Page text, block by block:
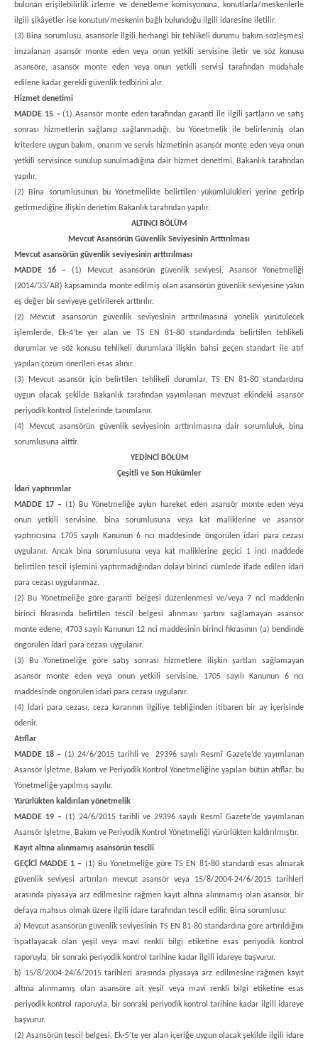
bulunan erişilebilirlik izleme ve denetleme komisyonuna, konutlarla/meskenlerle
ilgili şikâyetler ise konutun/meskenin bağlı bulunduğu ilgili idaresine iletilir.
(3) Bina sorumlusu, asansörle ilgili herhangi bir tehlikeli durumu bakım sözleşmesi
imzalanan asansör monte eden veya onun yetkili servisine iletir ve söz konusu
asansöre, asansör monte eden veya onun yetkili servisi tarafından müdahale
edilene kadar gerekli güvenlik tedbirini alır.
Hizmet denetimi
MADDE 15 – (1) Asansör monte eden tarafından garanti ile ilgili şartların ve satış
sonrası hizmetlerin sağlanıp sağlanmadığı, bu Yönetmelik ile belirlenmiş olan
kriterlere uygun bakım, onarım ve servis hizmetinin asansör monte eden veya onun
yetkili servisince sunulup sunulmadığına dair hizmet denetimi, Bakanlık tarafından
yapılır.
(2) Bina sorumlusunun bu Yönetmelikte belirtilen yükümlülükleri yerine getirip
getirmediğine ilişkin denetim Bakanlık tarafından yapılır.
ALTINCI BÖLÜM
Mevcut Asansörün Güvenlik Seviyesinin Arttırılması
Mevcut asansörün güvenlik seviyesinin arttırılması
MADDE 16 –
(1) Mevcut asansörün güvenlik seviyesi, Asansör Yönetmeliği
(2014/33/AB) kapsamında monte edilmiş olan asansörün güvenlik seviyesine yakın
eş değer bir seviyeye getirilerek arttırılır.
(2) Mevcut asansörün güvenlik seviyesinin arttırılmasına yönelik yürütülecek
işlemlerde, Ek-4’te yer alan ve TS EN 81-80 standardında belirtilen tehlikeli
durumlar ve söz konusu tehlikeli durumlara ilişkin bahsi geçen standart ile atıf
yapılan çözüm önerileri esas alınır.
(3) Mevcut asansör için belirtilen tehlikeli durumlar, TS EN 81-80 standardına
uygun olacak şekilde Bakanlık tarafından yayımlanan mevzuat ekindeki asansör
periyodik kontrol listelerinde tanımlanır.
(4) Mevcut asansörün güvenlik seviyesinin arttırılmasına dair sorumluluk, bina
sorumlusuna aittir.
YEDİNCİ BÖLÜM
Çeşitli ve Son Hükümler
İdari yaptırımlar
MADDE 17 – (1) Bu Yönetmeliğe aykırı hareket eden asansör monte eden veya
onun yetkili servisine, bina sorumlusuna veya kat maliklerine ve asansör
yaptırıcısına 1705 sayılı Kanunun 6 ncı maddesinde öngörülen idari para cezası
uygulanır. Ancak bina sorumlusuna veya kat maliklerine geçici 1 inci maddede
belirtilen tescil işlemini yaptırmadığından dolayı birinci cümlede ifade edilen idari
para cezası uygulanmaz.
(2) Bu Yönetmeliğe göre garanti belgesi düzenlenmesi ve/veya 7 nci maddenin
birinci fıkrasında belirtilen tescil belgesi alınması şartını sağlamayan asansör
monte edene, 4703 sayılı Kanunun 12 nci maddesinin birinci fıkrasının (a) bendinde
öngörülen idari para cezası uygulanır.
(3) Bu Yönetmeliğe göre satış sonrası hizmetlere ilişkin şartları sağlamayan
asansör monte eden veya onun yetkili servisine, 1705 sayılı Kanunun 6 ncı
maddesinde öngörülen idari para cezası uygulanır.
(4) İdari para cezası, ceza kararının ilgiliye tebliğinden itibaren bir ay içerisinde
ödenir.
Atıflar
MADDE 18 – (1) 24/6/2015 tarihli ve 29396 sayılı Resmî Gazete’de yayımlanan
Asansör İşletme, Bakım ve Periyodik Kontrol Yönetmeliğine yapılan bütün atıflar, bu
Yönetmeliğe yapılmış sayılır.
Yürürlükten kaldırılan yönetmelik
MADDE 19 – (1) 24/6/2015 tarihli ve 29396 sayılı Resmî Gazete’de yayımlanan
Asansör İşletme, Bakım ve Periyodik Kontrol Yönetmeliği yürürlükten kaldırılmıştır.
Kayıt altına alınmamış asansörün tescili
GEÇİCİ MADDE 1 – (1) Bu Yönetmeliğe göre TS EN 81-80 standardı esas alınarak
güvenlik seviyesi artırılan mevcut asansör veya 15/8/2004-24/6/2015 tarihleri
arasında piyasaya arz edilmesine rağmen kayıt altına alınmamış olan asansör, bir
defaya mahsus olmak üzere ilgili idare tarafından tescil edilir. Bina sorumlusu:
a) Mevcut asansörün güvenlik seviyesinin TS EN 81-80 standardına göre artırıldığını
ispatlayacak olan yeşil veya mavi renkli bilgi etiketine esas periyodik kontrol
raporuyla, bir sonraki periyodik kontrol tarihine kadar ilgili idareye başvurur.
b) 15/8/2004-24/6/2015 tarihleri arasında piyasaya arz edilmesine rağmen kayıt
altına alınmamış olan asansöre ait yeşil veya mavi renkli bilgi etiketine esas
periyodik kontrol raporuyla, bir sonraki periyodik kontrol tarihine kadar ilgili idareye
başvurur.
(2) Asansörün tescil belgesi, Ek-5’te yer alan içeriğe uygun olacak şekilde ilgili idare